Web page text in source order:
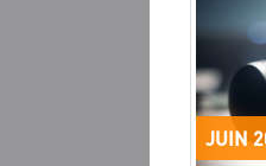
JUIN